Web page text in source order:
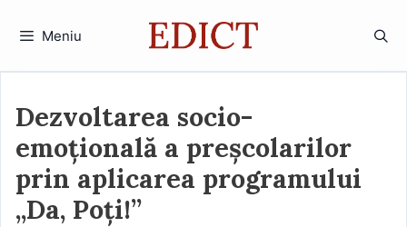
Meniu
Dezvoltarea socio-
emoțională a preșcolarilor
prin aplicarea programului
„Da, Poți!”